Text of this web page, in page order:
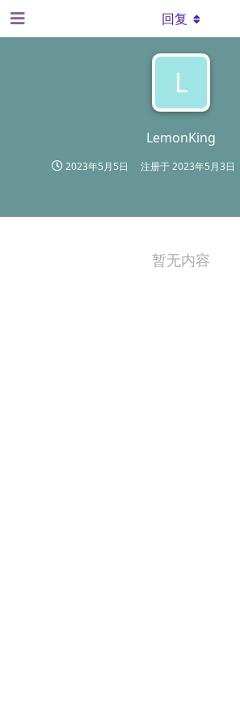
L
LemonKing
2023年5月5日 注册于2023年5月3日
回复
暂无内容